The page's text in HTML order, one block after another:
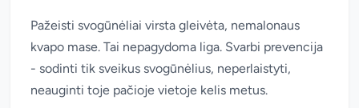
Pažeisti svogūnėliai virsta gleivėta, nemalonaus
kvapo mase. Tai nepagydoma liga. Svarbi prevencija
- sodinti tik sveikus svogūnėlius, neperlaistyti,
neauginti toje pačioje vietoje kelis metus.